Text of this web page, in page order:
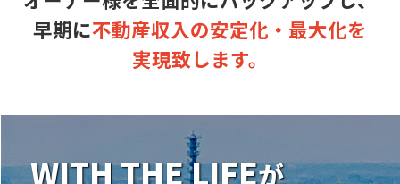
早期に不動産収入の安定化・最大化を
実現致します。
WITH THE LIFEが